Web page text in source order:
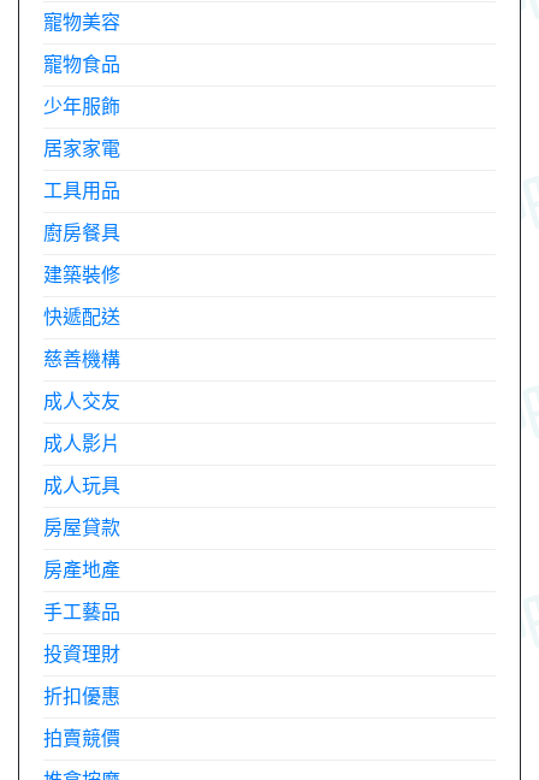
寵物美容
寵物食品
少年服飾
居家家電
工具用品
廚房餐具
建築裝修
快遞配送
慈善機構
成人交友
成人影片
成人玩具
房屋貸款
房產地產
手工藝品
投資理財
折扣優惠
拍賣競價